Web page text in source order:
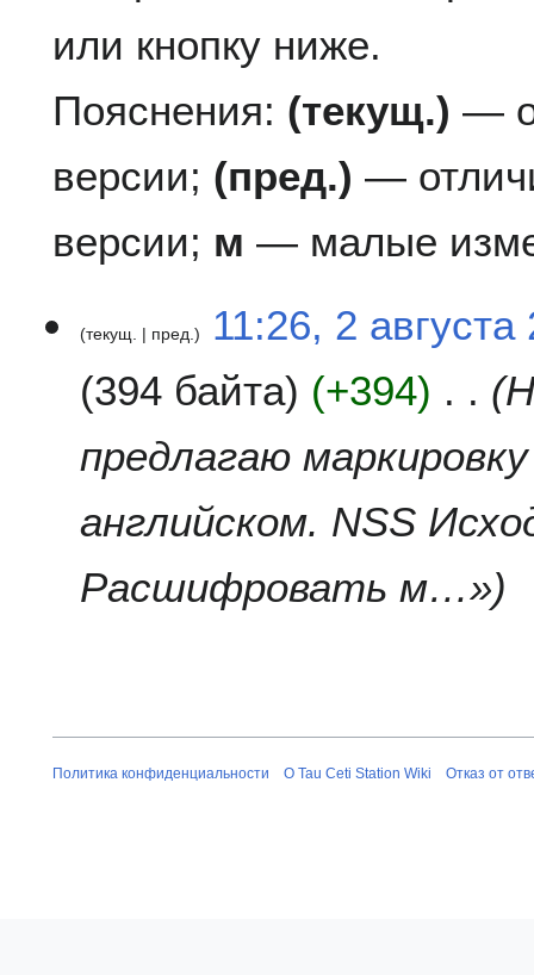
или кнопку ниже.
Пояснения: (текущ.) —
версии; (пред.) —
версии; м — малые
а
текущ. пред.
11:26, 2 августа
394 байта
+394
предлагаю
английском. NSS
Расшифровать м…»
Политика конфиденциальности О Tau Ceti Station Wiki Отказ от